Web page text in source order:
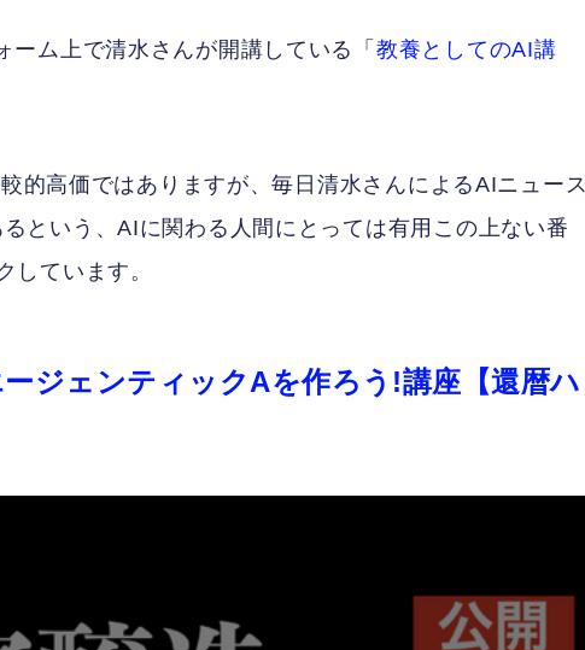
ム上で清水さんが開講している「 教養としてのAI講
的高価ではありますが、毎日清水さんによるAIニュース
という、AIに関わる人間にとっては有用この上ない番
しています。
ージェンティックAを作ろう!講座【還暦ハ